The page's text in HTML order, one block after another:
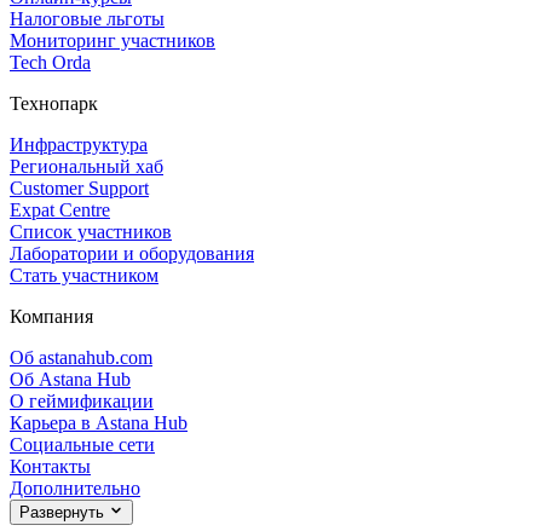
Налоговые льготы
Мониторинг участников
Tech Orda
Технопарк
Инфраструктура
Региональный хаб
Customer Support
Expat Centre
Список участников
Лаборатории и оборудования
Стать участником
Компания
Об astanahub.com
Об Astana Hub
О геймификации
Карьера в Astana Hub
Социальные сети
Контакты
Дополнительно
Развернуть